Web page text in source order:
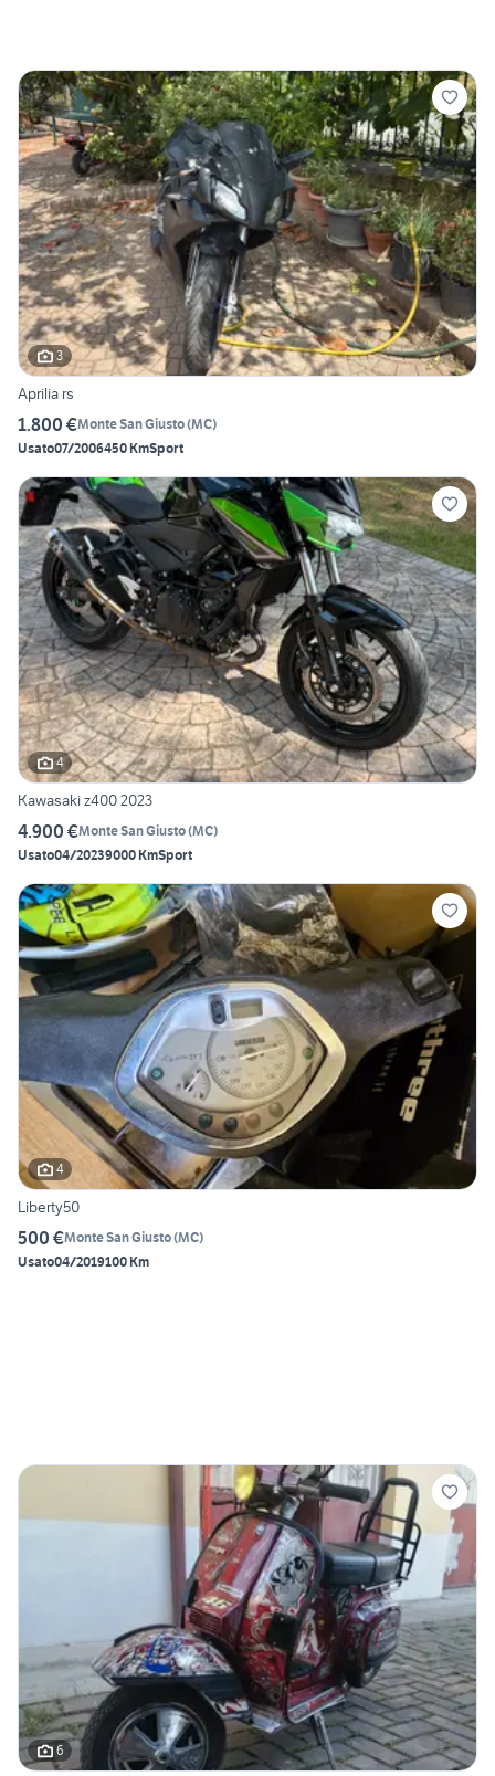
3
Aprilia rs
1.800 €Monte San Giusto(MC)
Usato07/2006450 KmSport
4
Kawasaki z400 2023
4.900 €Monte San Giusto(MC)
Usato04/20239000 KmSport
4
Liberty50
500 €Monte San Giusto(MC)
Usato04/2019100 Km
6